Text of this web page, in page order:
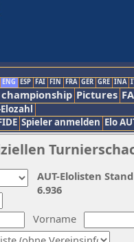
ENG ESP FAI FIN FRA GER GRE INA
championship Pictures
Spieler anmelden Elo
Vorname
AUT-Elolisten
6.936